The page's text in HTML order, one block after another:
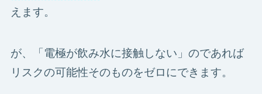
えます。
が、「電極が飲み水に接触しない」のであれば
リスクの可能性そのものをゼロにできます。